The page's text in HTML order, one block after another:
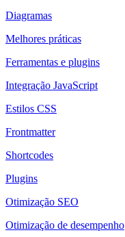
Diagramas
Melhores práticas
Ferramentas e plugins
Integração JavaScript
Estilos CSS
Frontmatter
Shortcodes
Plugins
Otimização SEO
Otimização de desempenho